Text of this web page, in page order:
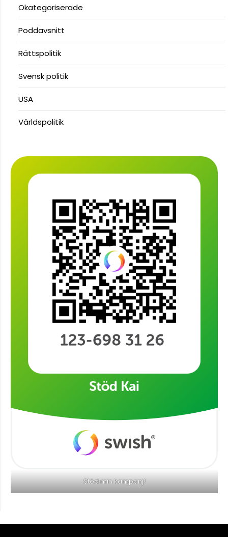
Okategoriserade
Poddavsnitt
Rättspolitik
Svensk politik
USA
Världspolitik
Stöd min kampanj!